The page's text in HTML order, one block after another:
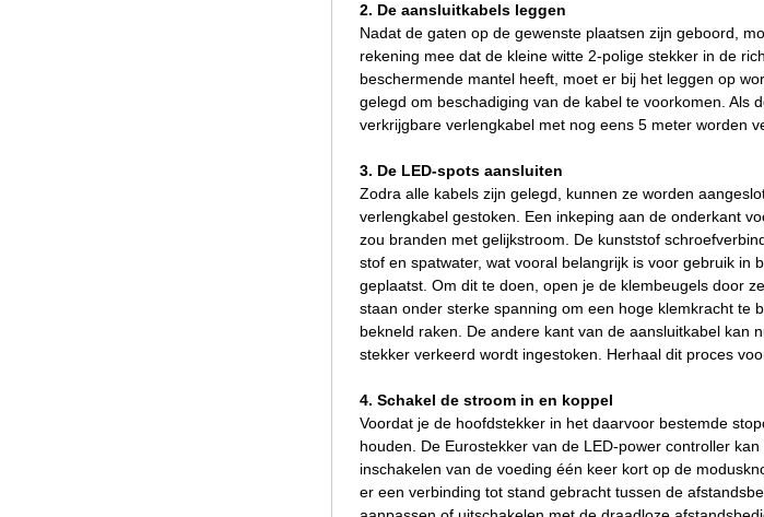
2. De aansluitkabels leggen
Nadat de gaten op de gewenste plaatsen zijn geboord,
rekening mee dat de kleine witte 2-polige stekker in de
beschermende mantel heeft, moet er bij het leggen op
gelegd om beschadiging van de kabel te voorkomen. Als
verkrijgbare verlengkabel met nog eens 5 meter worden
3. De LED-spots aansluiten
Zodra alle kabels zijn gelegd, kunnen ze worden
verlengkabel gestoken. Een inkeping aan de onderkant
zou branden met gelijkstroom. De kunststof
stof en spatwater, wat vooral belangrijk is voor gebruik in
geplaatst. Om dit te doen, open je de klembeugels door
staan onder sterke spanning om een hoge klemkracht te
bekneld raken. De andere kant van de aansluitkabel kan
stekker verkeerd wordt ingestoken. Herhaal dit proces
4. Schakel de stroom in en koppel
Voordat je de hoofdstekker in het daarvoor bestemde
houden. De Eurostekker van de LED-power controller
inschakelen van de voeding één keer kort op de
er een verbinding tot stand gebracht tussen de